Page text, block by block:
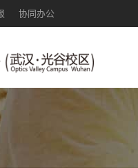
协同办公